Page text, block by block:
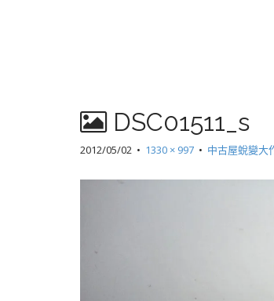
DSC01511_s
2012/05/02 • 1330 × 997 • 中古屋蛻變大